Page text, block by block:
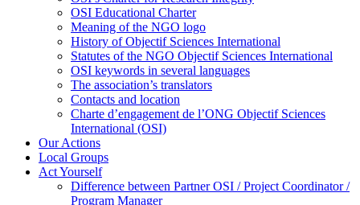
OSI Educational Charter
Meaning of the NGO logo
History of Objectif Sciences International
Statutes of the NGO Objectif Sciences International
OSI keywords in several languages
The association’s translators
Contacts and location
Charte d’engagement de l’ONG Objectif Sciences
International (OSI)
Our Actions
Local Groups
Act Yourself
Difference between Partner OSI / Project Coordinator /
Program Manager